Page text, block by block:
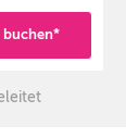
buchen*